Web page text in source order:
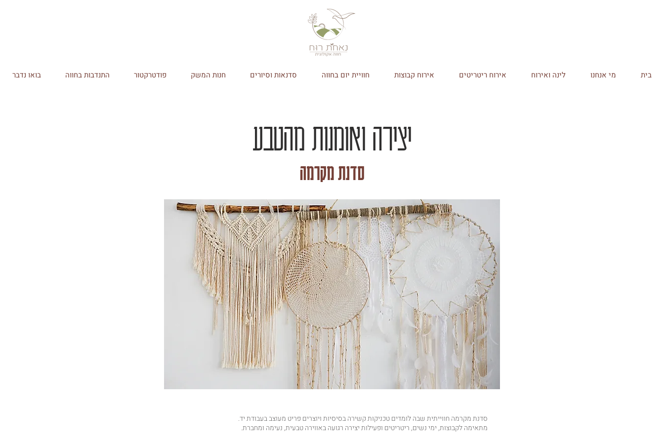
בית מי אנחנו לינה ואירוח אירוח ריטריטים אירוח קבוצות חוויית יום בחווה סדנאות וסיורים חנות המשק פודטרקטור התנדבות בחווה בואו נדבר
יצירה ואומנות מהטבע
סדנת מקרמה
סדנת מקרמה חווייתית שבה לומדים טכניקות קשירה בסיסיות ויוצרים פריט מעוצב בעבודת יד.
מתאימה לקבוצות, ימי נשים, ריטריטים ופעילות יצירה רגועה באווירה טבעית, נעימה ומחברת.